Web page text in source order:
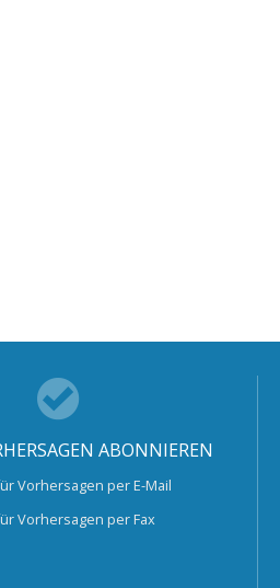
ABONNIEREN
Vorhersagen per E-Mail
Vorhersagen per Fax